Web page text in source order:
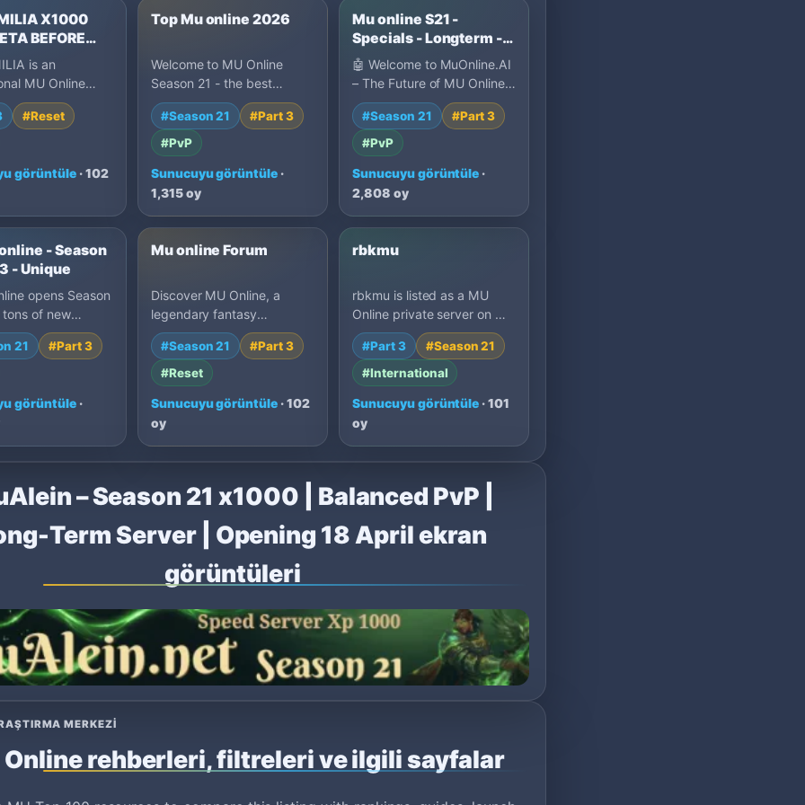
X1000
BEFORE
is an
MU Online
Part 3 server
EXP, 40% drop,
#Reset
görüntüle· 102
Top Mu online 2026
Welcome to MU Online
Season 21 - the best
season yet. Create your
character, level up fast,
fin…
#Season 21
#Part 3
#PvP
Sunucuyu görüntüle ·
1,315 oy
Mu online S21 -
Specials - Longterm -
FAST
🤖 Welcome to MuOnline.AI
– The Future of MU Online
Is Here - Muonline Ai is
designed for GUILD…
#Season 21
#Part 3
#PvP
Sunucuyu görüntüle ·
2,808 oy
- Season
- Unique
opens Season
tons of new
pure play-to-
Hunt and wi…
21
#Part 3
görüntüle·
Mu online Forum
Discover MU Online, a
legendary fantasy
MMORPG with epic PvP
battles, guild wars,
powerful clas…
#Season 21
#Part 3
#Reset
Sunucuyu görüntüle · 102
oy
rbkmu
rbkmu is listed as a MU
Online private server on MU
Top 100. Compare its
Season 21, x1000 EXP,…
#Part 3
#Season 21
#International
Sunucuyu görüntüle · 101
oy
– Season 21 x1000 | Balanced PvP |
Term Server | Opening 18 April ekran
görüntüleri
MERKEZI
Online rehberleri, filtreleri ve ilgili sayfalar